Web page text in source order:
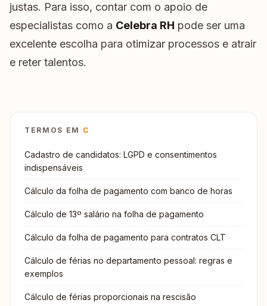
justas. Para isso, contar com o apoio de
especialistas como a Celebra RH pode ser uma
excelente escolha para otimizar processos e atrair
e reter talentos.
TERMOS EM C
Cadastro de candidatos: LGPD e consentimentos
indispensáveis
Cálculo da folha de pagamento com banco de horas
Cálculo de 13º salário na folha de pagamento
Cálculo da folha de pagamento para contratos CLT
Cálculo de férias no departamento pessoal: regras e
exemplos
Cálculo de férias proporcionais na rescisão